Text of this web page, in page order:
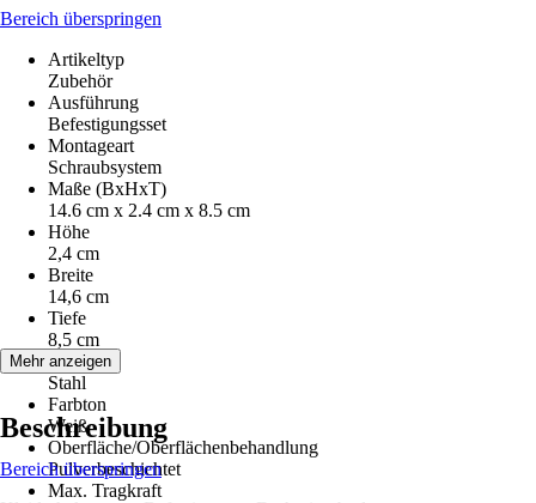
Bereich überspringen
Artikeltyp
Zubehör
Ausführung
Befestigungsset
Montageart
Schraubsystem
Maße (BxHxT)
14.6 cm x 2.4 cm x 8.5 cm
Höhe
2,4 cm
Breite
14,6 cm
Tiefe
8,5 cm
Material
Stahl
Farbton
Weiß
Oberfläche/Oberflächenbehandlung
Pulverbeschichtet
Max. Tragkraft
Mehr anzeigen
Beschreibung
Bereich überspringen